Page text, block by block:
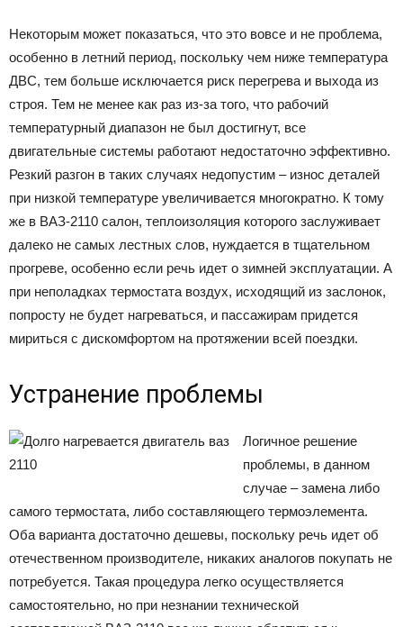
Некоторым может показаться, что это вовсе и не проблема,
особенно в летний период, поскольку чем ниже температура
ДВС, тем больше исключается риск перегрева и выхода из
строя. Тем не менее как раз из-за того, что рабочий
температурный диапазон не был достигнут, все
двигательные системы работают недостаточно эффективно.
Резкий разгон в таких случаях недопустим – износ деталей
при низкой температуре увеличивается многократно. К тому
же в ВАЗ-2110 салон, теплоизоляция которого заслуживает
далеко не самых лестных слов, нуждается в тщательном
прогреве, особенно если речь идет о зимней эксплуатации. А
при неполадках термостата воздух, исходящий из заслонок,
попросту не будет нагреваться, и пассажирам придется
мириться с дискомфортом на протяжении всей поездки.
Устранение проблемы
Логичное решение
проблемы, в данном
случае – замена либо
самого термостата, либо составляющего термоэлемента.
Оба варианта достаточно дешевы, поскольку речь идет об
отечественном производителе, никаких аналогов покупать не
потребуется. Такая процедура легко осуществляется
самостоятельно, но при незнании технической